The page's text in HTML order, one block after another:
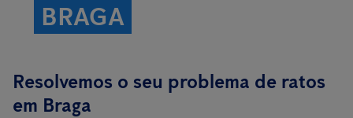
BRAGA
Resolvemos o seu problema de ratos
em Braga